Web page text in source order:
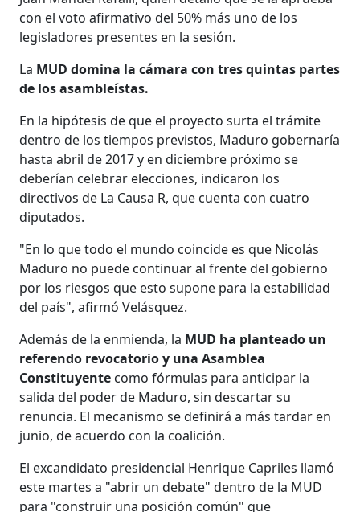
con el voto afirmativo del 50% más uno de los
legisladores presentes en la sesión.
La MUD domina la cámara con tres quintas partes
de los asambleístas.
En la hipótesis de que el proyecto surta el trámite
dentro de los tiempos previstos, Maduro gobernaría
hasta abril de 2017 y en diciembre próximo se
deberían celebrar elecciones, indicaron los
directivos de La Causa R, que cuenta con cuatro
diputados.
"En lo que todo el mundo coincide es que Nicolás
Maduro no puede continuar al frente del gobierno
por los riesgos que esto supone para la estabilidad
del país", afirmó Velásquez.
Además de la enmienda, la MUD ha planteado un
referendo revocatorio y una Asamblea
Constituyente como fórmulas para anticipar la
salida del poder de Maduro, sin descartar su
renuncia. El mecanismo se definirá a más tardar en
junio, de acuerdo con la coalición.
El excandidato presidencial Henrique Capriles llamó
este martes a "abrir un debate" dentro de la MUD
para "construir una posición común" que